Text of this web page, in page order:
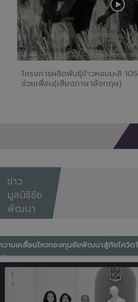
โครงการผลิตพันธุ์ข้าวหอมมะลิ
ช่วยเพื่อน(เสียงภาษาอังกฤษ)
ข่าว
มูลนิธิชัย
พัฒนา
วามเคลื่อนไหวกองทุนชัยพัฒนาสู้ภัยโควิด
างๆ